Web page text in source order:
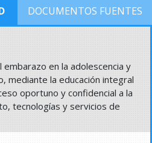
DOCUMENTOS FUENTES
en la adolescencia y
mediante la educación integral
oportuno y confidencial a la
tecnologías y servicios de